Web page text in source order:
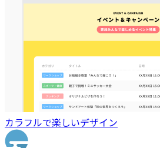
カラフルで楽しいデザイン